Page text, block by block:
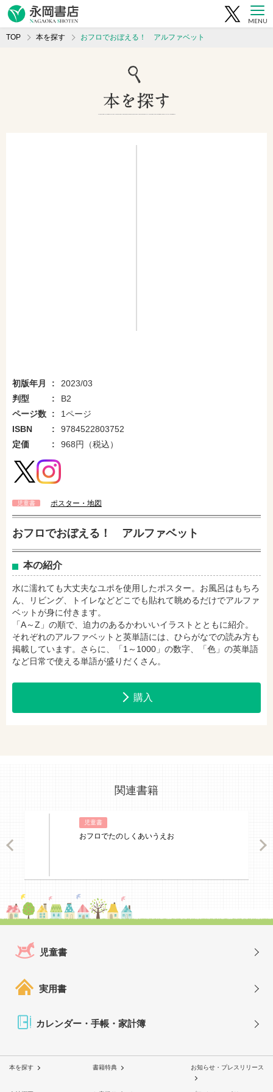
MENU
TOP 本を探す おフロでおぼえる！ アルファベット
初版年月
2023/03
判型
B2
ページ数
1ページ
ISBN
9784522803752
定価
968円（税込）
児童書 ポスター・地図
おフロでおぼえる！ アルファベット
本の紹介
水に濡れても大丈夫なユポを使用したポスター。お風呂はもちろ
ん、リビング、トイレなどどこでも貼れて眺めるだけでアルファ
ベットが身に付きます。
「A～Z」の順で、迫力のあるかわいいイラストとともに紹介。
それぞれのアルファベットと英単語には、ひらがなでの読み方も
掲載しています。さらに、「1～1000」の数字、「色」の英単語
など日常で使える単語が盛りだくさん。
購入
セブンネットショッピングで購入 紀伊國屋書店で購入
e-honで購入 Honya Club.comで購入
関連書籍
児童書
おフロでたのしくあいうえお
児童書
実用書
カレンダー・手帳・家計簿
本を探す 書籍特典 お知らせ・プレスリリース